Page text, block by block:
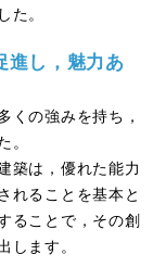
。
進し，魅力あ
くの強みを持ち，
築は，優れた能力
れることを基本と
ることで，その創
ます。